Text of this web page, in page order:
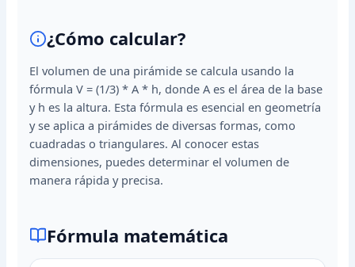
¿Cómo calcular?
El volumen de una pirámide se calcula usando la
fórmula V = (1/3) * A * h, donde A es el área de la base
y h es la altura. Esta fórmula es esencial en geometría
y se aplica a pirámides de diversas formas, como
cuadradas o triangulares. Al conocer estas
dimensiones, puedes determinar el volumen de
manera rápida y precisa.
Fórmula matemática